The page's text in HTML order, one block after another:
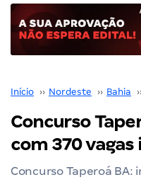
Início ›› Nordeste ›› Bahia
Concurso
com 370
Concurso Taperoá BA: